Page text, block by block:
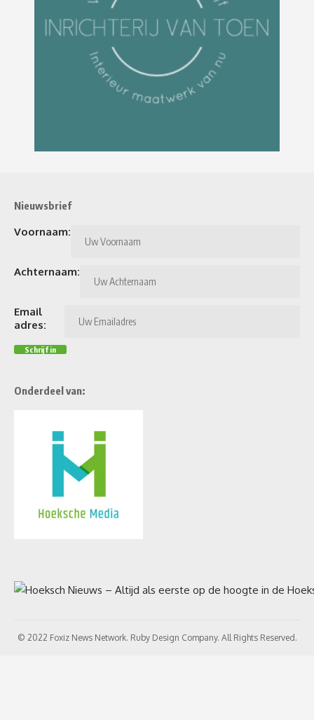
Nieuwsbrief
Voornaam:
Achternaam:
Email
adres:
Onderdeel van:
© 2022 Foxiz News Network. Ruby Design Company. All Rights Reserved.